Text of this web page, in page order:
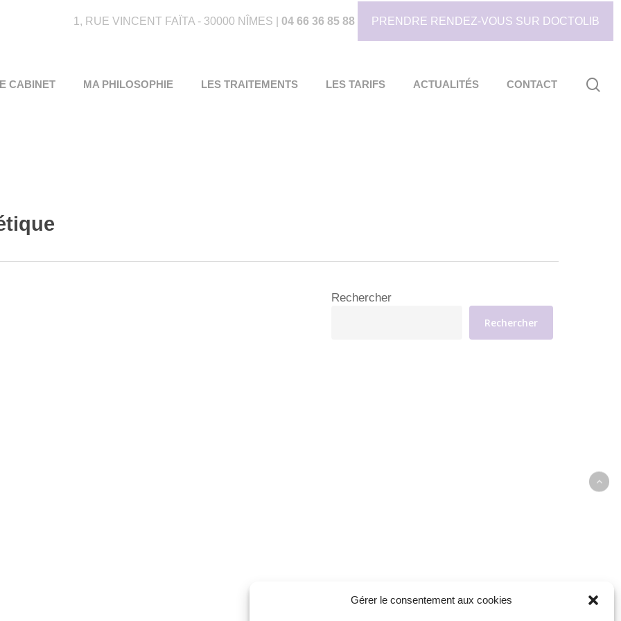
Gérer le consentement aux cookies
1, RUE VINCENT FAÏTA - 30000 NÎMES | 04 66 36 85 88 PRENDRE RENDEZ-VOUS SUR DOCTOLIB
CABINET MA PHILOSOPHIE LES TRAITEMENTS LES TARIFS ACTUALITÉS CONTACT
Rechercher
Rechercher